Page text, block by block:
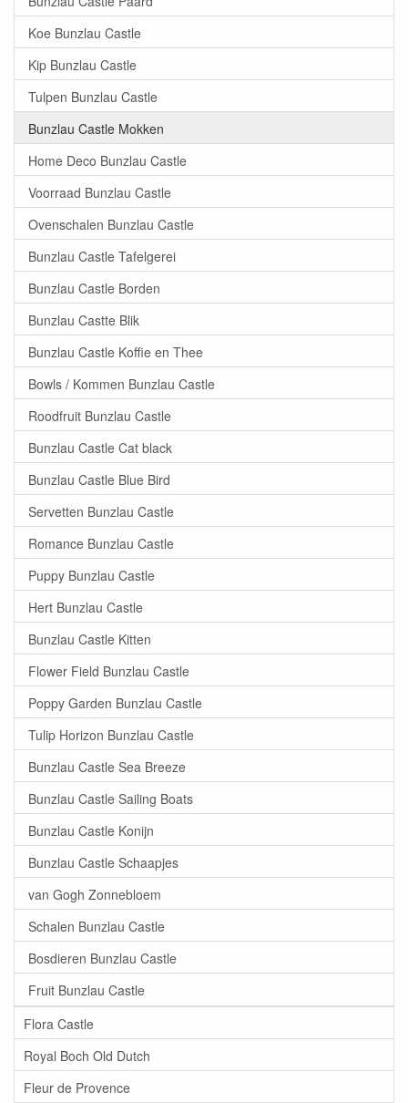
Koe Bunzlau Castle
Kip Bunzlau Castle
Tulpen Bunzlau Castle
Bunzlau Castle Mokken
Home Deco Bunzlau Castle
Voorraad Bunzlau Castle
Ovenschalen Bunzlau Castle
Bunzlau Castle Tafelgerei
Bunzlau Castle Borden
Bunzlau Castte Blik
Bunzlau Castle Koffie en Thee
Bowls / Kommen Bunzlau Castle
Roodfruit Bunzlau Castle
Bunzlau Castle Cat black
Bunzlau Castle Blue Bird
Servetten Bunzlau Castle
Romance Bunzlau Castle
Puppy Bunzlau Castle
Hert Bunzlau Castle
Bunzlau Castle Kitten
Flower Field Bunzlau Castle
Poppy Garden Bunzlau Castle
Tulip Horizon Bunzlau Castle
Bunzlau Castle Sea Breeze
Bunzlau Castle Sailing Boats
Bunzlau Castle Konijn
Bunzlau Castle Schaapjes
van Gogh Zonnebloem
Schalen Bunzlau Castle
Bosdieren Bunzlau Castle
Fruit Bunzlau Castle
Flora Castle
Royal Boch Old Dutch
Fleur de Provence